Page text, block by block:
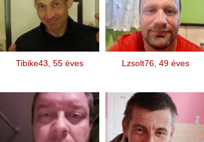
Tibike43, 55 éves Lzsolt76, 49 éves